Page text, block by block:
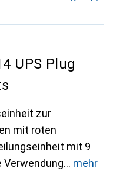
UPS Plug
zur
mit roten
mit 9
mehr